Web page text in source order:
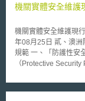
機關實體安全維護
機關實體安全維護現行法制與
年08月25日 貳、澳洲防護性安全政策架構：機關實體安全維護政策暨相關
規範 一、「防護性安全政策架構」概說 防護性安全政策架構
（Protective
機關有效鑑別安全風